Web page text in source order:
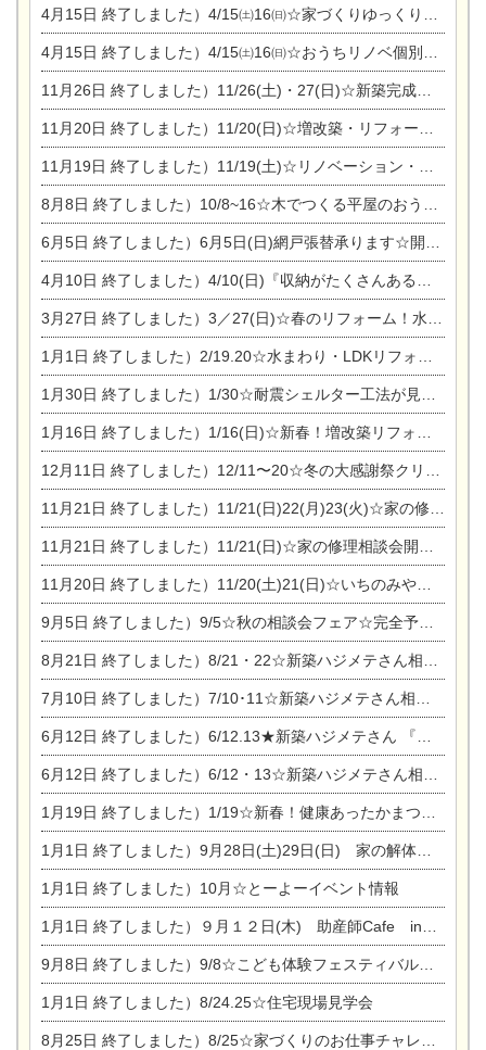
4月15日 終了しました）4/15㈯16㈰☆家づくりゆっくりじっくり個別相談会
4月15日 終了しました）4/15㈯16㈰☆おうちリノベ個別相談会
11月26日 終了しました）11/26(土)・27(日)☆新築完成見学会 in一宮市あずら
11月20日 終了しました）11/20(日)☆増改築・リフォームまつり＆秋の味覚まつり＆芸術祭
11月19日 終了しました）11/19(土)☆リノベーション・家の修理まつり＆増改築・リフォームまつりin扶桑ゴルフ
8月8日 終了しました）10/8~16☆木でつくる平屋のおうちのつくり方【完全予約制】
6月5日 終了しました）6月5日(日)網戸張替承ります☆開催！
4月10日 終了しました）4/10(日)『収納がたくさんあるおうち現場見学会』
3月27日 終了しました）3／27(日)☆春のリフォーム！水まわりLDKリフォーム相談会&今がチャンス！エアコン相談会
1月1日 終了しました）2/19.20☆水まわり・LDKリフォーム相談会＆エアコン相談会
1月30日 終了しました）1/30☆耐震シェルター工法が見れる完成見学会
1月16日 終了しました）1/16(日)☆新春！増改築リフォーム&家の修理まつり
12月11日 終了しました）12/11〜20☆冬の大感謝祭クリスマス相談会開催
11月21日 終了しました）11/21(日)22(月)23(火)☆家の修理まつり＆増改築リフォーム相談会
11月21日 終了しました）11/21(日)☆家の修理相談会開催 in 扶桑オークビレッジ
11月20日 終了しました）11/20(土)21(日)☆いちのみや逸品市に出店します【ひのきのバラ販売】
9月5日 終了しました）9/5☆秋の相談会フェア☆完全予約制
8月21日 終了しました）8/21・22☆新築ハジメテさん相談会 『集まれ！農地に家を建てたい人！』
7月10日 終了しました）7/10･11☆新築ハジメテさん相談会 『集まれ！農地に家を建てたい人！』完全予約制
6月12日 終了しました）6/12.13★新築ハジメテさん 『木の家 現場体感見学会』
6月12日 終了しました）6/12・13☆新築ハジメテさん相談会『今ある土地に家を建てる際の注意点』
1月19日 終了しました）1/19☆新春！健康あったかまつり＆増改築リフォームまつり
1月1日 終了しました）9月28日(土)29日(日) 家の解体なんでも相談会
1月1日 終了しました）10月☆とーよーイベント情報
1月1日 終了しました）９月１２日(木) 助産師Cafe in東陽住建
9月8日 終了しました）9/8☆こども体験フェスティバル☆一宮市民会館
1月1日 終了しました）8/24.25☆住宅現場見学会
8月25日 終了しました）8/25☆家づくりのお仕事チャレンジ